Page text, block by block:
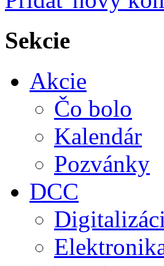
Sekcie
Akcie
Čo bolo
Kalendár
Pozvánky
DCC